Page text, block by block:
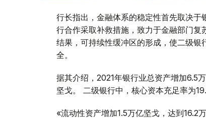
行长指出，金融体系的稳定性首先取决
行合作采取补救措施，致力于金融部门
结果，可持续性缓冲区的形成，使二级
全。
据其介绍，2021年银行业总资产增加6.5
坚戈。 二级银行中，核心资本充足率为
«流动性资产增加1.5万亿坚戈，达到16.2